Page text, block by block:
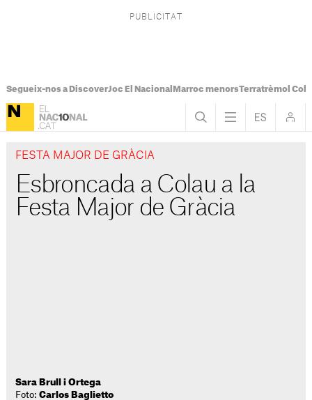
Segueix-nos a DiscoverJoc El Nacional Marroc menorsTerratrèmol
FESTA MAJOR DE GRÀCIA
Esbroncada a Colau a la
Festa Major de Gràcia
Sara Brull i Ortega
Foto:Carlos Baglietto